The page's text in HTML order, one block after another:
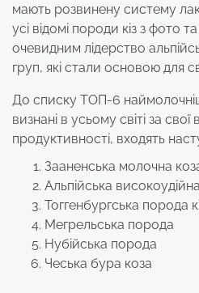
мають розвинену систему
усі відомі породи кіз з фото
очевидним лідерство
груп, які стали основою для
До списку ТОП-6
визнані в усьому світі за
продуктивності, входять
Зааненська молочна
Альпійська
Тоггенбургська порода
Мегрельська порода
Нубійська порода
Чеська бура коза